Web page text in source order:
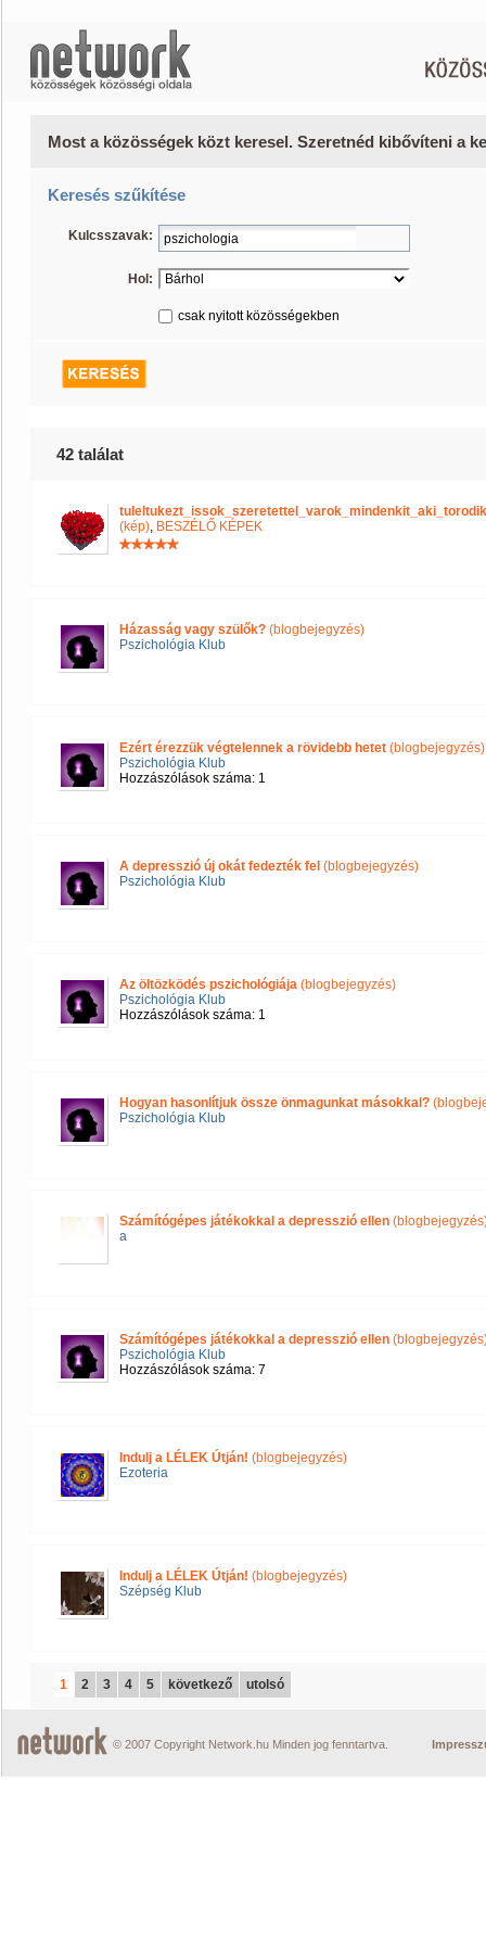
Most a közösségek közt keresel. Szeretnéd kibővíteni a
Keresés szűkítése
Kulcsszavak:
Hol:
csak nyitott közösségekben
42 találat
(kép), BESZÉLŐ KÉPEK
Házasság vagy szülők? (blogbejegyzés)
Pszichológia Klub
Ezért érezzük végtelennek a rövidebb hetet (blogbejegyzés)
Pszichológia Klub
Hozzászólások száma: 1
A depresszió új okát fedezték fel (blogbejegyzés)
Pszichológia Klub
Az öltözködés pszichológiája (blogbejegyzés)
Pszichológia Klub
Hozzászólások száma: 1
Hogyan hasonlítjuk össze önmagunkat másokkal?
Pszichológia Klub
Számítógépes játékokkal a depresszió ellen
a
Számítógépes játékokkal a depresszió ellen
Pszichológia Klub
Hozzászólások száma: 7
Indulj a LÉLEK Útján! (blogbejegyzés)
Ezoteria
Indulj a LÉLEK Útján! (blogbejegyzés)
Szépség Klub
1 2 3 4 5 következő utolsó
© 2007 Copyright Network.hu Minden jog fenntartva.